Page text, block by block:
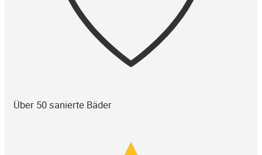
Über 50 sanierte Bäder